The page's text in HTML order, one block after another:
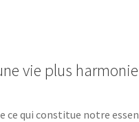
vie plus
ce qui constitue notre